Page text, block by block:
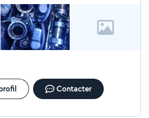
Contacter